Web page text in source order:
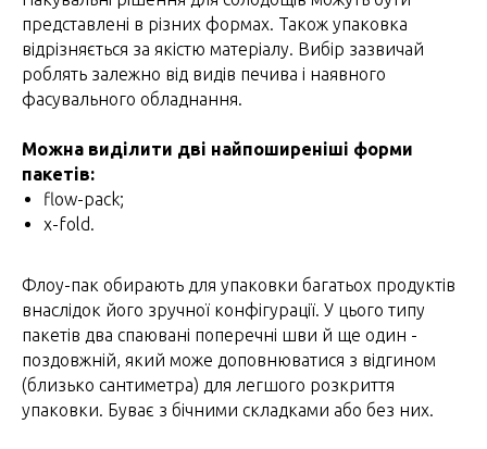
представлені в різних формах. Також упаковка
відрізняється за якістю матеріалу. Вибір зазвичай
роблять залежно від видів печива і наявного
фасувального обладнання.
Можна виділити дві найпоширеніші форми
пакетів:
flow-pack;
x-fold.
Флоу-пак обирають для упаковки багатьох продуктів
внаслідок його зручної конфігурації. У цього типу
пакетів два спаювані поперечні шви й ще один -
поздовжній, який може доповнюватися з відгином
(близько сантиметра) для легшого розкриття
упаковки. Буває з бічними складками або без них.